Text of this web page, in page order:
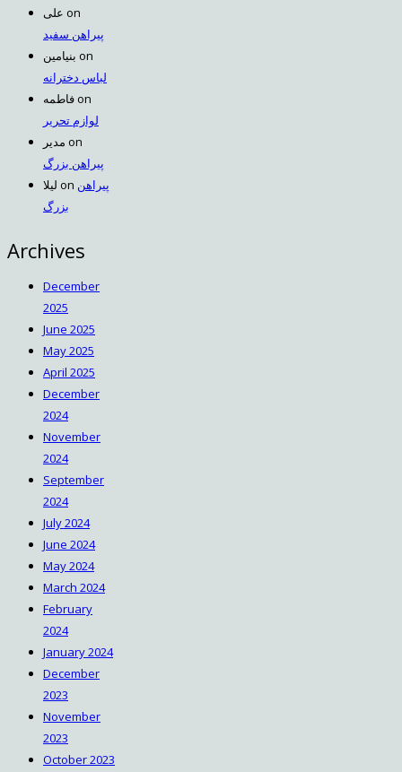
علی on
پیراهن سفید
بنیامین on
لباس دخترانه
فاطمهon
لوازم تحریر
مدیر on
پیراهن بزرگ
لیلا on پیراهن
بزرگ
Archives
December
2025
June 2025
May 2025
April 2025
December
2024
November
2024
September
2024
July 2024
June 2024
May 2024
March 2024
February
2024
January 2024
December
2023
November
2023
October 2023